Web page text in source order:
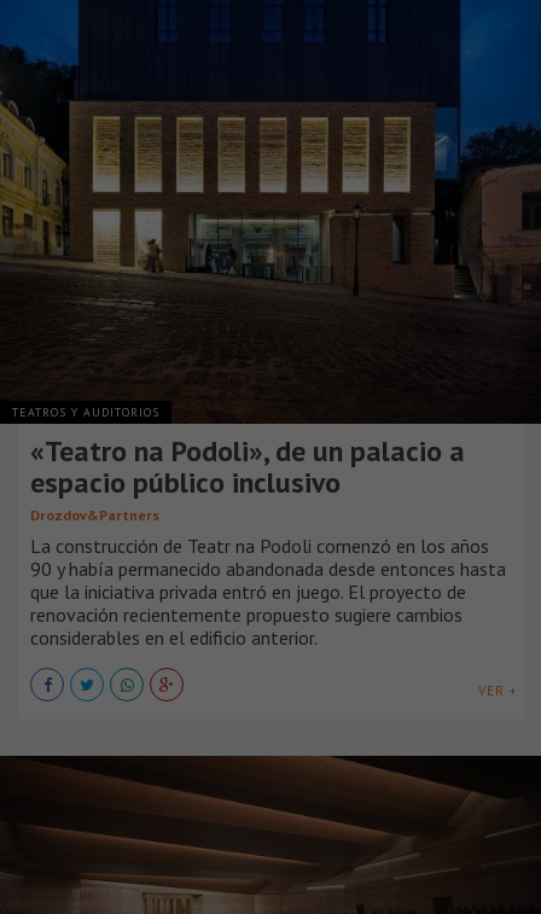
TEATROS Y AUDITORIOS
«Teatro na Podoli», de un palacio a
espacio público inclusivo
Drozdov&Partners
La construcción de Teatr na Podoli comenzó en los años
90 y había permanecido abandonada desde entonces hasta
que la iniciativa privada entró en juego. El proyecto de
renovación recientemente propuesto sugiere cambios
considerables en el edificio anterior.
VER +